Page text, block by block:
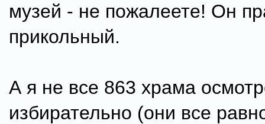
музей - не пожалеете! Он
прикольный.
А я не все 863 храма
избирательно (они все